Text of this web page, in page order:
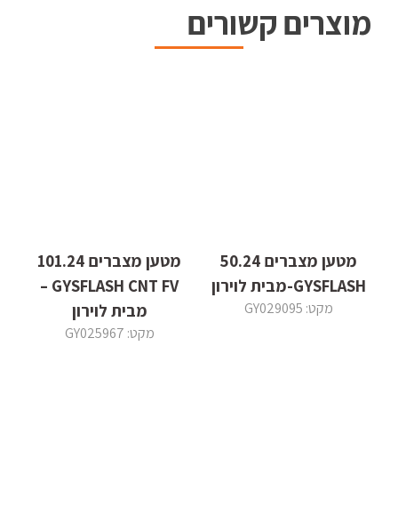
מוצרים קשורים
מטען מצברים 50.24
GYSFLASH-מבית לוירון
מקט: GY029095
מטען מצברים 101.24
GYSFLASH CNT FV –
מבית לוירון
מקט: GY025967